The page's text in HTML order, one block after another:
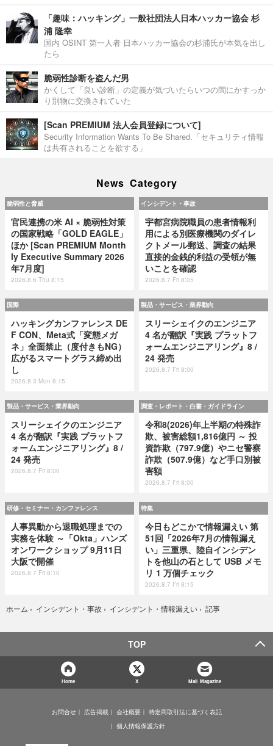
「趣味：ハッキング」一般社団法人日本ハッカー協会 杉
浦 隆幸
国内 OSINT 第一人者 日本ハッカー協会の杉浦氏が本気を出し
たら
脆弱性診断を盗んだ男
かくして「良い診断」の定義が気づいたらいつの間にかすっか
り別物に交換されていた
[Scan PREMIUM 法人会員登録について]
Security Information Wants To Be Shared.「セキュリティ情報
は共有されることを欲する」
News Category
脆弱性と脅威
官民連携の米 AI × 脆弱性対策
の国家戦略「GOLD EAGLE」
ほか [Scan PREMIUM Month
ly Executive Summary 2026
年7月度]
2026.8.6 Thu 8:15
インシデント・事故
宇都宮病院職員の患者情報利
用による別医療機関のダイレ
クトメール郵送、調査の結果
直接的金銭的利益の受領が無
いことを確認
2026.8.7 Fri 8:05
国際
ハッキングカンファレンス DE
F CON、Meta式「変態メガ
ネ」全面禁止（度付きもNG）
広がるスマートグラス締め出
し
2026.8.3 Mon 8:15
製品・サービス・業界動向
スリーシェイクのエンジニア
4 名が翻訳『実践 プラットフ
ォームエンジニアリング』8 /
24 発売
2026.8.7 Fri 8:00
製品・サービス・業界動向
スリーシェイクのエンジニア
4 名が翻訳『実践 プラットフ
ォームエンジニアリング』8 /
24 発売
2026.8.7 Fri 8:00
調査・レポート・白書・ガイドライン
令和8(2026)年上半期の特殊詐
欺、被害総額1,816億円 ～ 投
資詐欺（797.9億）やニセ警察
詐欺（507.9億）など手口別被
害額
2026.8.7 Fri 8:00
研修・セミナー・カンファレンス
人事異動から退職処理までの
実務を体験 ～「Okta」ハンズ
オンワークショップ 9月11日
大阪で開催
2026.8.7 Fri 8:10
特集
今日もどこかで情報漏えい 第
51回「2026年7月の情報漏え
い」三重県、陸自インシデン
トを他山の石として USB メモ
リ 1 万個チェック
2026.8.7 Fri 8:15
ホーム › インシデント・事故 › インシデント・情報漏えい › 記事
TOP
Home X Mail Magazine
お問合せ 広告掲載 会社概要
特定商取引法に基づく表記
個人情報保護方針